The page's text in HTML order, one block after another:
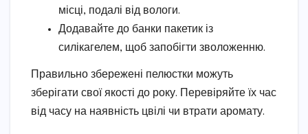
місці, подалі від вологи.
Додавайте до банки пакетик із
силікагелем, щоб запобігти зволоженню.
Правильно збережені пелюстки можуть
зберігати свої якості до року. Перевіряйте їх час
від часу на наявність цвілі чи втрати аромату.